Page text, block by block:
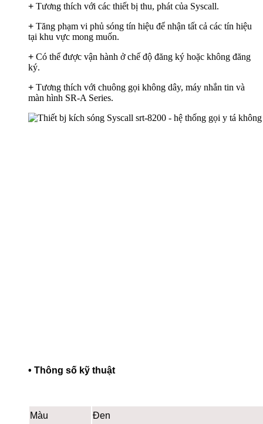
+ Tương thích với các thiết bị thu, phát của Syscall.
+ Tăng phạm vi phủ sóng tín hiệu để nhận tất cả các tín hiệu
tại khu vực mong muốn.
+ Có thể được vận hành ở chế độ đăng ký hoặc không đăng
ký.
+ Tương thích với chuông gọi không dây, máy nhắn tin và
màn hình SR-A Series.
• Thông số kỹ thuật
Màu Đen